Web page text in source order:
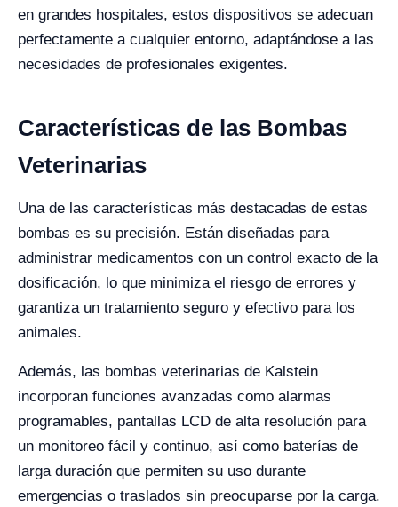
en grandes hospitales, estos dispositivos se adecuan
perfectamente a cualquier entorno, adaptándose a las
necesidades de profesionales exigentes.
Características de las Bombas
Veterinarias
Una de las características más destacadas de estas
bombas es su precisión. Están diseñadas para
administrar medicamentos con un control exacto de la
dosificación, lo que minimiza el riesgo de errores y
garantiza un tratamiento seguro y efectivo para los
animales.
Además, las bombas veterinarias de Kalstein
incorporan funciones avanzadas como alarmas
programables, pantallas LCD de alta resolución para
un monitoreo fácil y continuo, así como baterías de
larga duración que permiten su uso durante
emergencias o traslados sin preocuparse por la carga.